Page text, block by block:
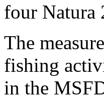
four Natura
The
fishing
in the